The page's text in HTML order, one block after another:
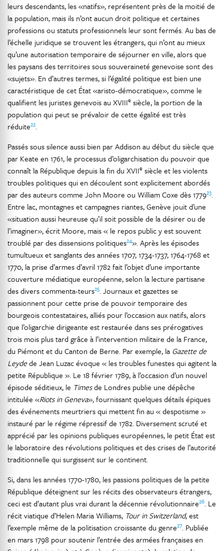
leurs descendants, les «natifs», représentent près de la moitié de
la population, mais ils n’ont aucun droit politique et certaines
professions ou statuts professionnels leur sont fermés. Au bas de
l’échelle juridique se trouvent les étrangers, qui n’ont au mieux
qu’une autorisation temporaire de séjourner en ville, alors que
les paysans des territoires sous souveraineté genevoise sont des
«sujets». En d’autres termes, si l’égalité politique est bien une
caractéristique de cet État «aristo-démocratique», comme le
qualifient les juristes genevois au XVIIIe siècle, la portion de la
population qui peut se prévaloir de cette égalité est très
réduite22.
Passés sous silence aussi bien par Addison au début du siècle que
par Keate en 1761, le processus d’oligarchisation du pouvoir que
connaît la République depuis la fin du XVIIe siècle et les violents
troubles politiques qui en découlent sont explicitement abordés
par des auteurs comme John Moore ou William Coxe dès 177923.
Entre lac, montagnes et campagnes riantes, Genève jouit d’une
«situation aussi heureuse qu’il soit possible de la désirer ou de
l’imaginer», écrit Moore, mais « le repos public y est souvent
troublé par des dissensions politiques24». Après les épisodes
tumultueux et sanglants des années 1707, 1734-1737, 1764-1768 et
1770, la prise d’armes d’avril 1782 fait l’objet d’une importante
couverture médiatique européenne, selon la lecture partisane
des divers commenta-teurs25. Journaux et gazettes se
passionnent pour cette prise de pouvoir temporaire des
bourgeois contestataires, alliés pour l’occasion aux natifs, alors
que l’oligarchie dirigeante est restaurée dans ses prérogatives
trois mois plus tard grâce à l’intervention militaire de la France,
du Piémont et du Canton de Berne. Par exemple, la Gazette de
Leydede Jean Luzac évoque « les troubles funestes qui agitent la
petite République ». Le 18 février 1789, à l’occasion d’un nouvel
épisode séditieux, le Timesde Londres publie une dépêche
intitulée «Riots in Geneva», fournissant quelques détails épiques
des événements meurtriers qui mettent fin au « despotisme »
instauré par le régime répressif de 1782. Diversement scruté et
apprécié par les opinions publiques européennes, le petit État est
le laboratoire des révolutions politiques et des crises de l’autorité
traditionnelle qui surgissent sur le continent.
Si, dans les années 1770-1780, les passions politiques de la petite
République déteignent sur les récits des observateurs étrangers,
ceci est d’autant plus vrai durant la décennie révolutionnaire26. Le
récit viatique d’Helen Maria Williams, Tour in Switzerland, est
l’exemple même de la politisation croissante du genre27. Publiée
en mars 1798 pour soutenir l’entrée des armées françaises en